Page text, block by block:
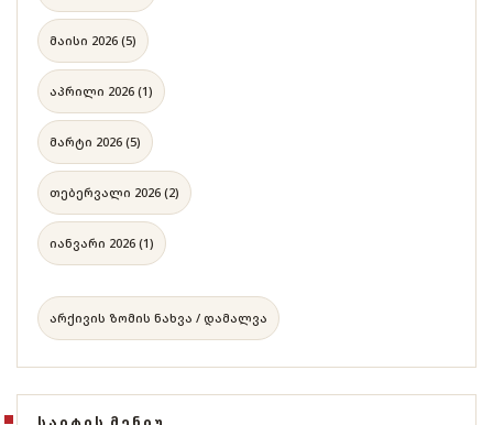
მაისი 2026 (5)
აპრილი 2026 (1)
მარტი 2026 (5)
თებერვალი 2026 (2)
იანვარი 2026 (1)
არქივის ზომის ნახვა / დამალვა